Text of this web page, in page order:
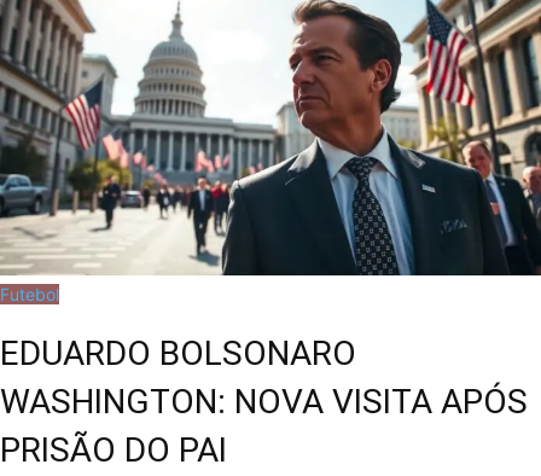
Futebol
EDUARDO BOLSONARO
WASHINGTON: NOVA VISITA APÓS
PRISÃO DO PAI